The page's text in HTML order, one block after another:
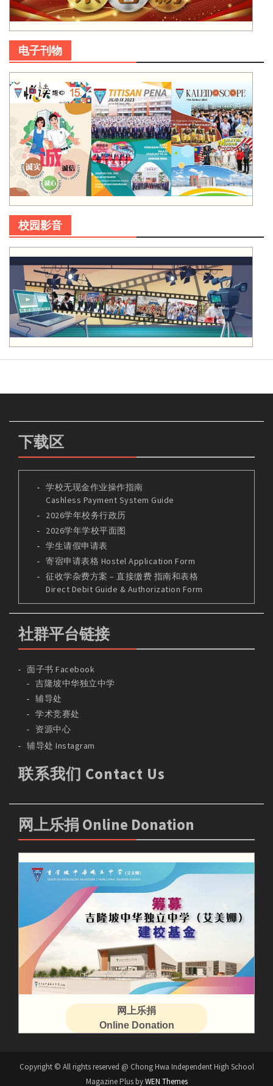
电子刊物
校园影音
下载区
学校无现金作业操作指南
Cashless Payment System Guide
2026学年校务行政历
2026学年学校平面图
学生请假申请表
寄宿申请表格 Hostel Application Form
征收学杂费方案 – 直接缴费 指南和表格
Direct Debit Guide & Authorization Form
社群平台链接
面子书 Facebook
吉隆坡中华独立中学
辅导处
学术竞赛处
资源中心
辅导处 Instagram
联系我们 Contact Us
网上乐捐 Online Donation
网上乐捐
Online Donation
Copyright © All rights reserved @ Chong Hwa Independent High School
Magazine Plus byWEN Themes